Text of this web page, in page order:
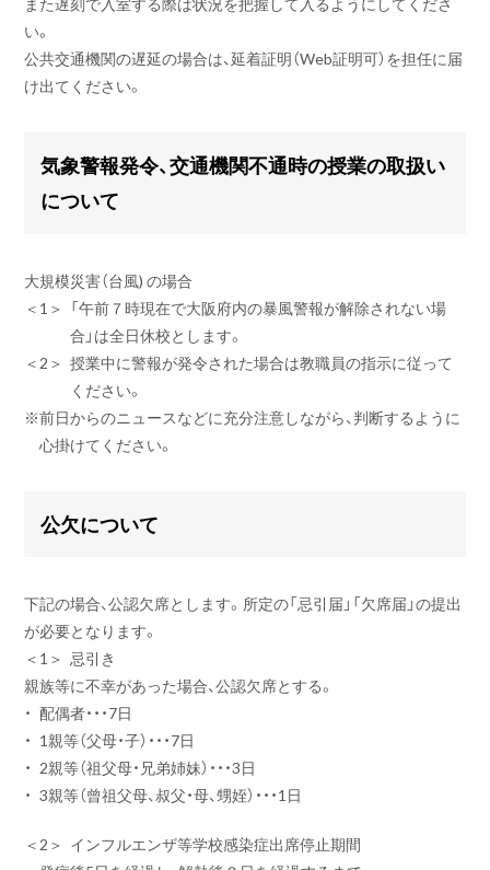
い。
公共交通機関の遅延の場合は、延着証明（Web証明可）を担任に届
け出てください。
気象警報発令、交通機関不通時の授業の取扱い
について
大規模災害（台風) の場合
＜1＞ 「午前７時現在で大阪府内の暴風警報が解除されない場
合」は全日休校とします。
＜2＞ 授業中に警報が発令された場合は教職員の指示に従って
ください。
※前日からのニュースなどに充分注意しながら、判断するように
心掛けてください。
公欠について
下記の場合、公認欠席とします。所定の「忌引届」「欠席届」の提出
が必要となります。
＜1＞ 忌引き
親族等に不幸があった場合、公認欠席とする。
・ 配偶者・・・7日
・ 1親等（父母・子）・・・7日
・ 2親等（祖父母・兄弟姉妹）・・・3日
・ 3親等（曾祖父母、叔父・母、甥姪）・・・1日
＜2＞ インフルエンザ等学校感染症出席停止期間